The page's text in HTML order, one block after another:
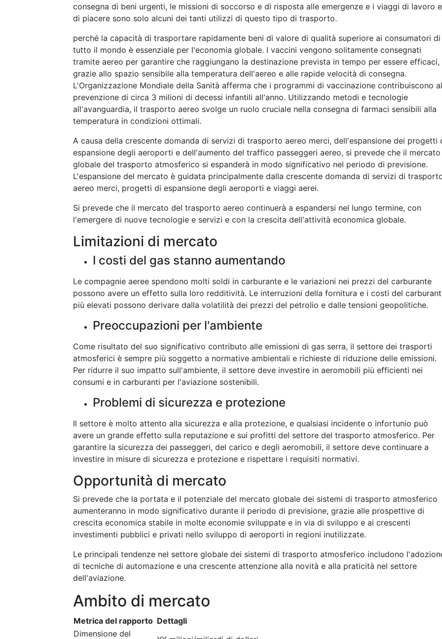
consegna di beni urgenti, le missioni di soccorso e di risposta alle emergenze e i viaggi di lavoro e
di piacere sono solo alcuni dei tanti utilizzi di questo tipo di trasporto.
perché la capacità di trasportare rapidamente beni di valore di qualità superiore ai consumatori di
tutto il mondo è essenziale per l'economia globale. I vaccini vengono solitamente consegnati
tramite aereo per garantire che raggiungano la destinazione prevista in tempo per essere efficaci,
grazie allo spazio sensibile alla temperatura dell'aereo e alle rapide velocità di consegna.
L'Organizzazione Mondiale della Sanità afferma che i programmi di vaccinazione contribuiscono
prevenzione di circa 3 milioni di decessi infantili all'anno. Utilizzando metodi e tecnologie
all'avanguardia, il trasporto aereo svolge un ruolo cruciale nella consegna di farmaci sensibili alla
temperatura in condizioni ottimali.
A causa della crescente domanda di servizi di trasporto aereo merci, dell'espansione dei progetti
espansione degli aeroporti e dell'aumento del traffico passeggeri aereo, si prevede che il mercato
globale del trasporto atmosferico si espanderà in modo significativo nel periodo di previsione.
L'espansione del mercato è guidata principalmente dalla crescente domanda di servizi di
aereo merci, progetti di espansione degli aeroporti e viaggi aerei.
Si prevede che il mercato del trasporto aereo continuerà a espandersi nel lungo termine, con
l'emergere di nuove tecnologie e servizi e con la crescita dell'attività economica globale.
Limitazioni di mercato
I costi del gas stanno aumentando
Le compagnie aeree spendono molti soldi in carburante e le variazioni nei prezzi del carburante
possono avere un effetto sulla loro redditività. Le interruzioni della fornitura e i costi del
più elevati possono derivare dalla volatilità dei prezzi del petrolio e dalle tensioni geopolitiche.
Preoccupazioni per l'ambiente
Come risultato del suo significativo contributo alle emissioni di gas serra, il settore dei trasporti
atmosferici è sempre più soggetto a normative ambientali e richieste di riduzione delle emissioni.
Per ridurre il suo impatto sull'ambiente, il settore deve investire in aeromobili più efficienti nei
consumi e in carburanti per l'aviazione sostenibili.
Problemi di sicurezza e protezione
Il settore è molto attento alla sicurezza e alla protezione, e qualsiasi incidente o infortunio può
avere un grande effetto sulla reputazione e sui profitti del settore del trasporto atmosferico. Per
garantire la sicurezza dei passeggeri, del carico e degli aeromobili, il settore deve continuare a
investire in misure di sicurezza e protezione e rispettare i requisiti normativi.
Opportunità di mercato
Si prevede che la portata e il potenziale del mercato globale dei sistemi di trasporto atmosferico
aumenteranno in modo significativo durante il periodo di previsione, grazie alle prospettive di
crescita economica stabile in molte economie sviluppate e in via di sviluppo e ai crescenti
investimenti pubblici e privati nello sviluppo di aeroporti in regioni inutilizzate.
Le principali tendenze nel settore globale dei sistemi di trasporto atmosferico includono
di tecniche di automazione e una crescente attenzione alla novità e alla praticità nel settore
dell'aviazione.
Ambito di mercato
Metrica del rapporto Dettagli
Dimensione del